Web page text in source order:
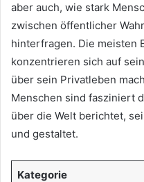
aber auch, wie stark
zwischen öffentlicher
hinterfragen. Die meisten
konzentrieren sich auf
über sein Privatleben
Menschen sind fasziniert
über die Welt berichtet,
und gestaltet.
Kategorie